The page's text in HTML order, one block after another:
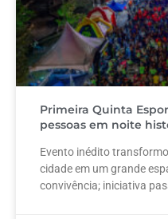
Primeira Quinta
pessoas em noite
Evento inédito
cidade em um grande
convivência; iniciativa